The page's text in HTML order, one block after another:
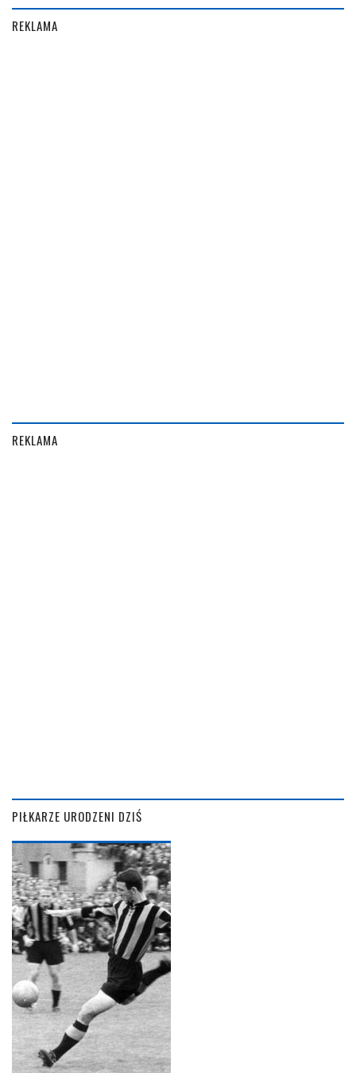
REKLAMA
REKLAMA
PIŁKARZE URODZENI DZIŚ